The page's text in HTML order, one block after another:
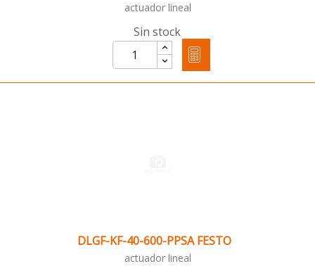
actuador lineal
Sin stock
DLGF-KF-40-600-PPSA FESTO
actuador lineal